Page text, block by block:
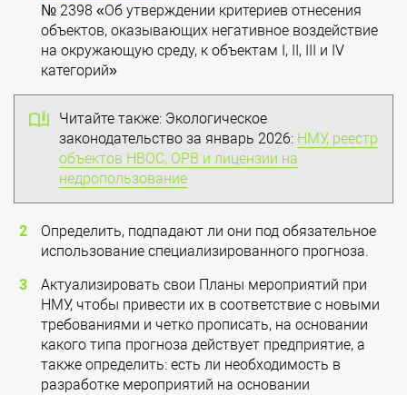
№ 2398 «Об утверждении критериев отнесения
объектов, оказывающих негативное воздействие
на окружающую среду, к объектам I, II, III и IV
категорий»
Читайте также: Экологическое
законодательство за январь 2026: НМУ, реестр
объектов НВОС, ОРВ и лицензии на
недропользование
Определить, подпадают ли они под обязательное
использование специализированного прогноза.
Актуализировать свои Планы мероприятий при
НМУ, чтобы привести их в соответствие с новыми
требованиями и четко прописать, на основании
какого типа прогноза действует предприятие, а
также определить: есть ли необходимость в
разработке мероприятий на основании